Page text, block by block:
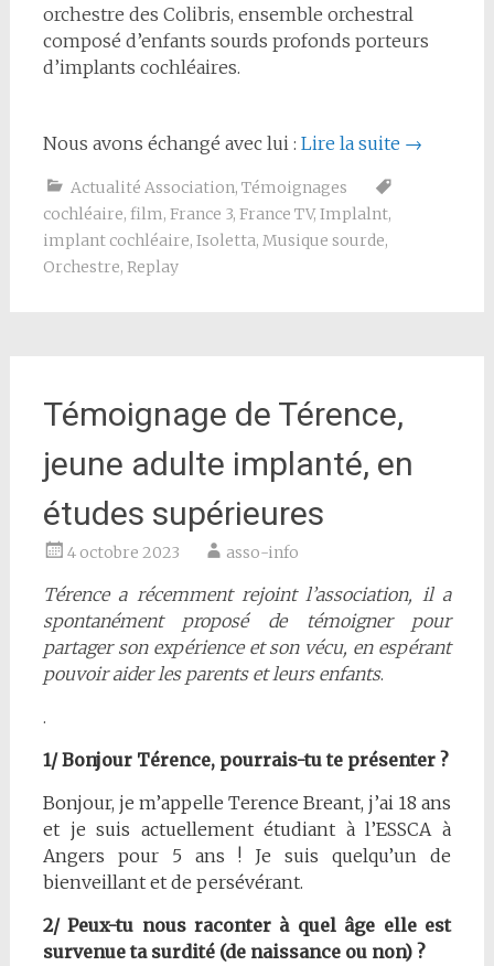
orchestre des Colibris, ensemble orchestral
composé d’enfants sourds profonds porteurs
d’implants cochléaires.
Nous avons échangé avec lui : Lire la suite →
Actualité Association, Témoignages
cochléaire, film, France 3, France TV,Implalnt,
implant cochléaire, Isoletta, Musique sourde,
Orchestre, Replay
Témoignage de Térence,
jeune adulte implanté, en
études supérieures
4 octobre 2023 asso-info
Térence a récemment rejoint l’association, il a
spontanément proposé de témoigner pour
partager son expérience et son vécu, en espérant
pouvoir aider les parents et leurs enfants.
.
1/ Bonjour Térence, pourrais-tu te présenter ?
Bonjour, je m’appelle Terence Breant, j’ai 18 ans
et je suis actuellement étudiant à l’ESSCA à
Angers pour 5 ans ! Je suis quelqu’un de
bienveillant et de persévérant.
2/ Peux-tu nous raconter à quel âge elle est
survenue ta surdité (de naissance ou non) ?